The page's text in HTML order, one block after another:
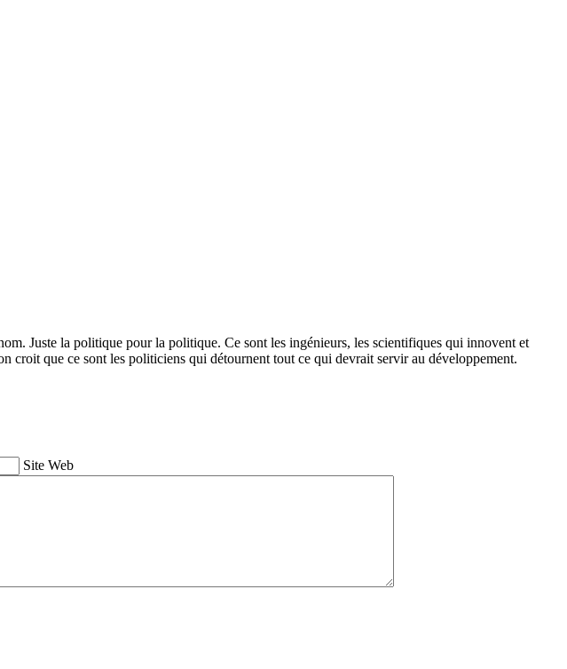
Juste la politique pour la politique. Ce sont les ingénieurs, les scientifiques qui innovent et
croit que ce sont les politiciens qui détournent tout ce qui devrait servir au développement.
Site Web